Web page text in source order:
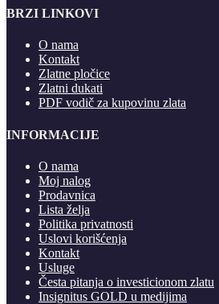
BRZI LINKOVI
O nama
Kontakt
Zlatne pločice
Zlatni dukati
PDF vodič za kupovinu zlata
INFORMACIJE
O nama
Moj nalog
Prodavnica
Lista želja
Politika privatnosti
Uslovi korišćenja
Kontakt
Usluge
Česta pitanja o investicionom zlatu
Insignitus GOLD u medijima